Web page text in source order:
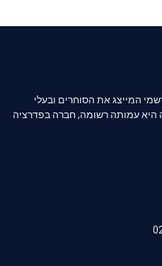
המייצג את הסוחרים ובעלי
היא עמותה רשומה, חברה בפדרציה